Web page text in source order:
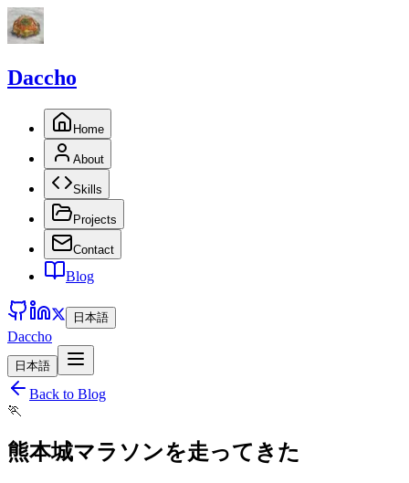
Daccho
Home
About
Skills
Projects
Contact
Blog
日本語
Daccho
日本語
Back to Blog
🏃
熊本城マラソンを走ってきた